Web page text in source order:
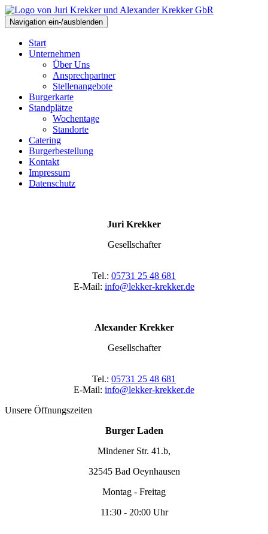
Navigation ein-/ausblenden
Start
Unternehmen
Über Uns
Ansprechpartner
Stellenangebote
Burgerkarte
Standplätze
Wochentage
Standorte
Catering
Burgerbestellung
Kontakt
Impressum
Datenschutz
Juri Krekker
Gesellschafter
Tel.: 05731 25 48 681
E-Mail: info@lekker-krekker.de
Alexander Krekker
Gesellschafter
Tel.: 05731 25 48 681
E-Mail: info@lekker-krekker.de
Unsere Öffnungszeiten
Burger Laden
Mindener Str. 41.b,
32545 Bad Oeynhausen
Montag - Freitag
11:30 - 20:00 Uhr